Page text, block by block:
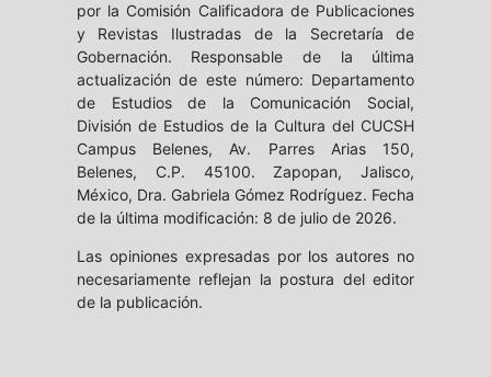
por la Comisión Calificadora de Publicaciones
y Revistas Ilustradas de la Secretaría de
Gobernación. Responsable de la última
actualización de este número: Departamento
de Estudios de la Comunicación Social,
División de Estudios de la Cultura del CUCSH
Campus Belenes, Av. Parres Arias 150,
Belenes, C.P. 45100. Zapopan, Jalisco,
México, Dra. Gabriela Gómez Rodríguez. Fecha
de la última modificación: 8 de julio de 2026.
Las opiniones expresadas por los autores no
necesariamente reflejan la postura del editor
de la publicación.